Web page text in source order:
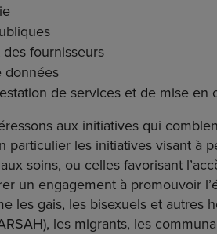
fournisseurs
données
de services et de mise
aux initiatives qui
particulier les initiatives visant à
soins, ou celles favorisant
un engagement à promouvoir
les gais, les bisexuels et autres
les migrants, les